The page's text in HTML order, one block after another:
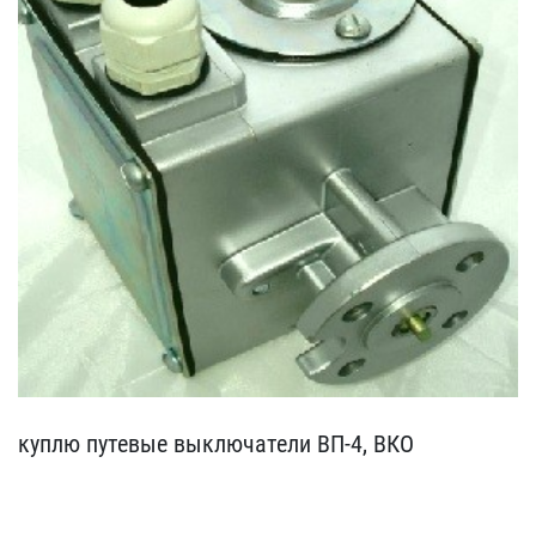
куплю путевые выключател​и ВП-4, ВКО